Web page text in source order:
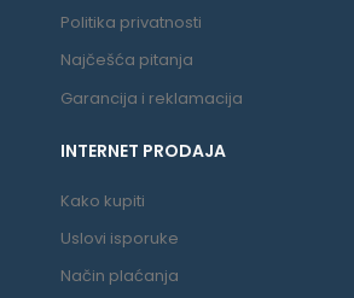
Politika privatnosti
Najčešća pitanja
Garancija i reklamacija
INTERNET PRODAJA
Kako kupiti
Uslovi isporuke
Način plaćanja